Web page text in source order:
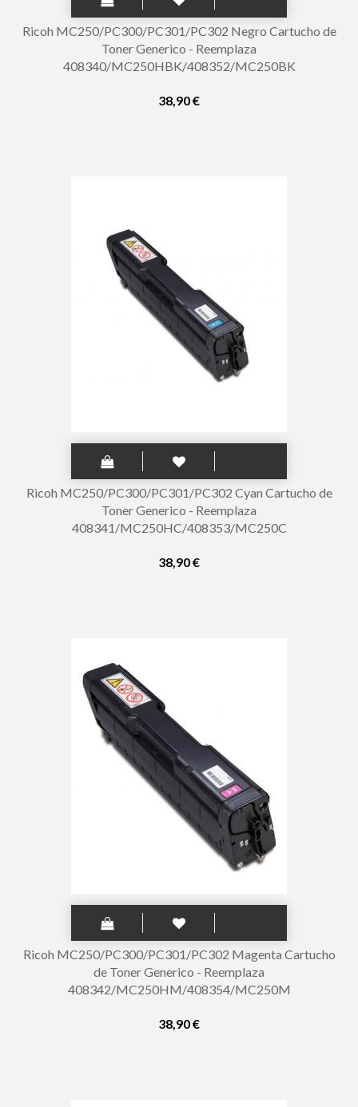
Ricoh MC250/PC300/PC301/PC302 Negro Cartucho de
Toner Generico - Reemplaza
408340/MC250HBK/408352/MC250BK
38,90 €
Ricoh MC250/PC300/PC301/PC302 Cyan Cartucho de
Toner Generico - Reemplaza
408341/MC250HC/408353/MC250C
38,90 €
Ricoh MC250/PC300/PC301/PC302 Magenta Cartucho
de Toner Generico - Reemplaza
408342/MC250HM/408354/MC250M
38,90 €